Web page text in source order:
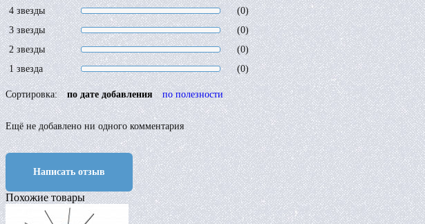
4 звезды
(0)
3 звезды
(0)
2 звезды
(0)
1 звезда
(0)
Сортировка: по дате добавления по полезности
Ещё не добавлено ни одного комментария
Написать отзыв
Похожие товары